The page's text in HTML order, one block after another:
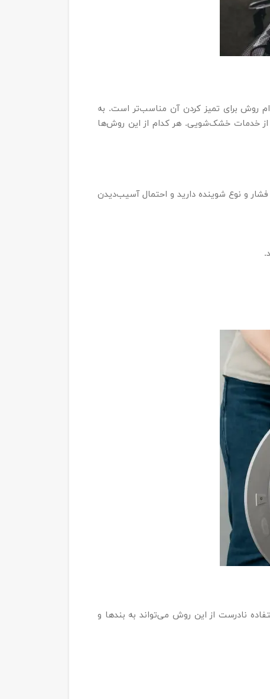
روش برای تمیز کردن آن مناسب‌تر است. به
خدمات خشک‌شویی. هر کدام از این روش‌ها
و نوع شوینده دارید و احتمال آسیب‌دیدن
نادرست از این روش می‌تواند به بندها و